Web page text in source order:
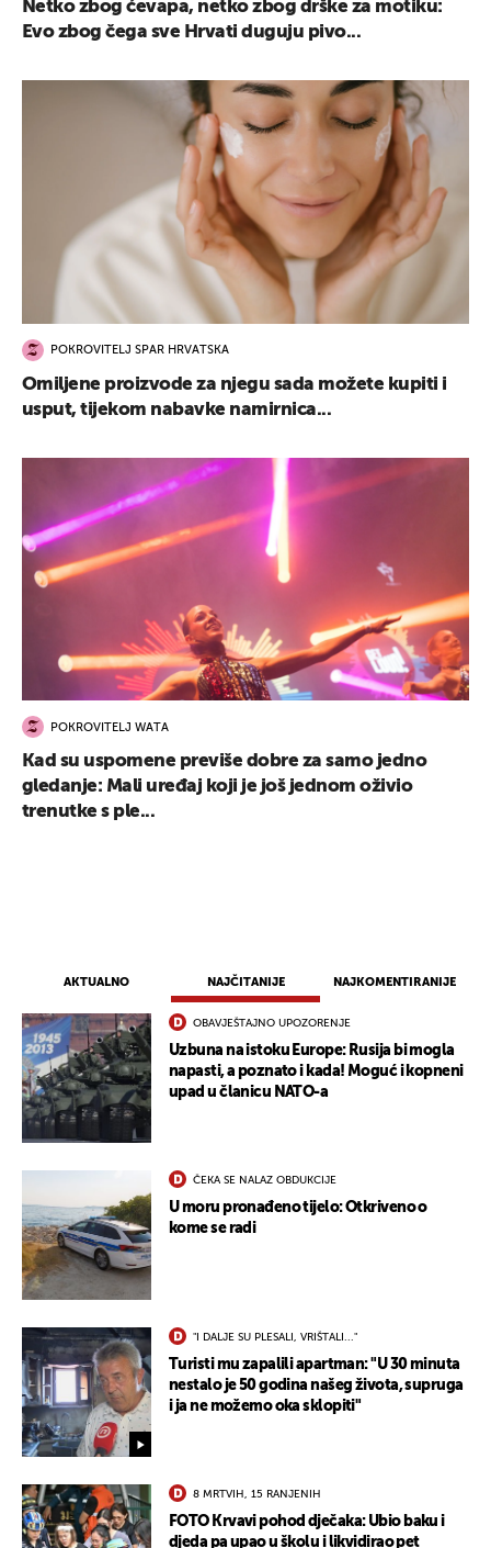
AKTUALNO NAJČITANIJE NAJKOMENTIRANIJE
OBAVJEŠTAJNO UPOZORENJE
Uzbuna na istoku Europe: Rusija bi mogla
napasti, a poznato i kada! Moguć i kopneni
upad u članicu NATO-a
ČEKA SE NALAZ OBDUKCIJE
U moru pronađeno tijelo: Otkriveno o
kome se radi
"I DALJE SU PLESALI, VRIŠTALI..."
Turisti mu zapalili apartman: "U 30 minuta
nestalo je 50 godina našeg života, supruga
i ja ne možemo oka sklopiti"
8 MRTVIH, 15 RANJENIH
FOTO Krvavi pohod dječaka: Ubio baku i
djeda pa upao u školu i likvidirao pet
Netko zbog ćevapa, netko zbog drške za motiku:
Evo zbog čega sve Hrvati duguju pivo...
POKROVITELJ SPAR HRVATSKA
Omiljene proizvode za njegu sada možete kupiti i
usput, tijekom nabavke namirnica...
POKROVITELJ WATA
Kad su uspomene previše dobre za samo jedno
gledanje: Mali uređaj koji je još jednom oživio
trenutke s ple...